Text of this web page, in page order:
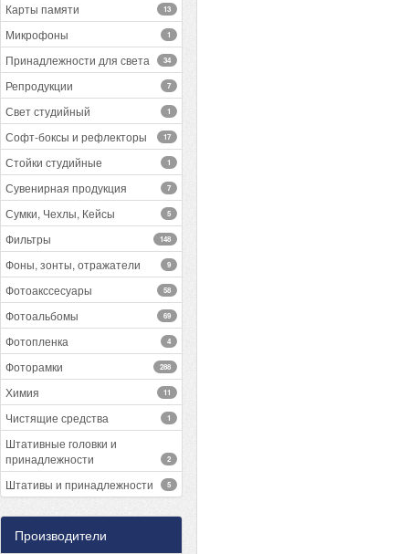
Карты памяти 13
Микрофоны 1
Принадлежности для света 34
Репродукции 7
Свет студийный 1
Софт-боксы и рефлекторы 17
Стойки студийные 1
Сувенирная продукция 7
Сумки, Чехлы, Кейсы 5
Фильтры 148
Фоны, зонты, отражатели 9
Фотоакссесуары 58
Фотоальбомы 69
Фотопленка 4
Фоторамки 288
Химия 11
Чистящие средства 1
Штативные головки и
принадлежности
2
Штативы и принадлежности 5
Производители